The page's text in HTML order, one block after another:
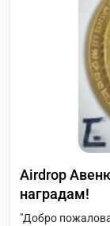
Airdrop
наградам!
"Добро